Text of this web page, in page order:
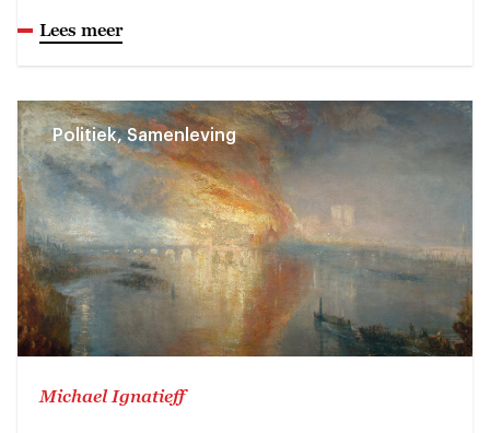
Lees meer
Politiek, Samenleving
Michael Ignatieff